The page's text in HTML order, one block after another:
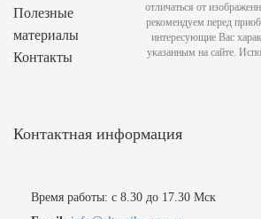
Полезные
материалы
Контакты
Контактная информация
Время работы: с 8.30 до 17.30 Мск
отличаться от
рекомендуем перед
интересующие Вас
указанным на сайте.